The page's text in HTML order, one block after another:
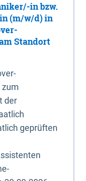
in bzw.
(m/w/d) in
Standort
zum
der
geprüften